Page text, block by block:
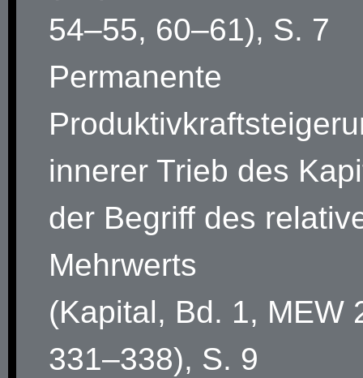
54–55, 60–61), S. 7
Permanente
innerer Trieb des
der Begriff des
Mehrwerts
(Kapital, Bd. 1, MEW
331–338), S. 9